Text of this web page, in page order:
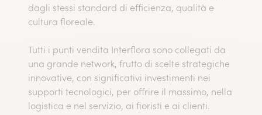
dagli stessi standard di efficienza, qualità e
cultura floreale.
Tutti i punti vendita Interflora sono collegati da
una grande network, frutto di scelte strategiche
innovative, con significativi investimenti nei
supporti tecnologici, per offrire il massimo, nella
logistica e nel servizio, ai fioristi e ai clienti.